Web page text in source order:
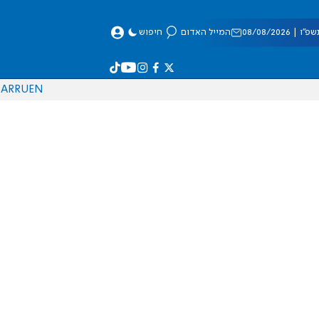
08/2026 המייל האדום חיפוש
EN
RU
AR